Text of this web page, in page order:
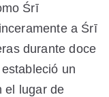
Śrī
a Śrī
durante doce
un
el lugar de